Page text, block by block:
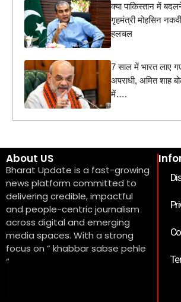
क्या पाकिस्तान में
गृहमंत्री मोहसिन
हलचल
7 साल में भारत लाए
अपराधी, अमित शाह
में….
About US
Bharat Update is a fast-growing
news platform committed to
delivering credible, impactful
and people-centric journalism
across digital and emerging
media spaces. With a strong
focus on ” khabbar sabse pehle
“